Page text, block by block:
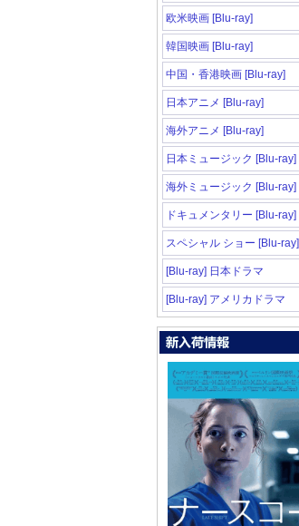
欧米映画 [Blu-ray]
韓国映画 [Blu-ray]
中国・香港映画 [Blu-ray]
日本アニメ [Blu-ray]
海外アニメ [Blu-ray]
日本ミュージック [Blu-ray]
海外ミュージック [Blu-ray]
ドキュメンタリー [Blu-ray]
スペシャル ショー [Blu-ray]
[Blu-ray] 日本ドラマ
[Blu-ray] アメリカドラマ